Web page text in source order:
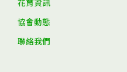
花育資訊
協會動態
聯絡我們